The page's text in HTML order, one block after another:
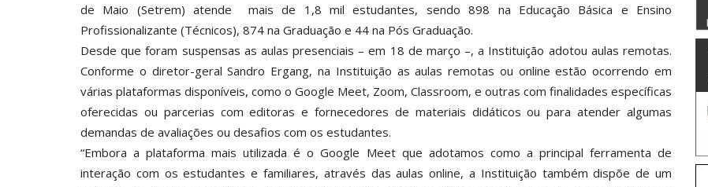
de Maio (Setrem) atende mais de 1,8 mil estudantes, sendo 898 na Educação Básica e Ensino
Profissionalizante (Técnicos), 874 na Graduação e 44 na Pós Graduação.
Desde que foram suspensas as aulas presenciais – em 18 de março –, a Instituição adotou aulas remotas.
Conforme o diretor-geral Sandro Ergang, na Instituição as aulas remotas ou online estão ocorrendo em
várias plataformas disponíveis, como o Google Meet, Zoom, Classroom, e outras com finalidades específicas
oferecidas ou parcerias com editoras e fornecedores de materiais didáticos ou para atender algumas
demandas de avaliações ou desafios com os estudantes.
“Embora a plataforma mais utilizada é o Google Meet que adotamos como a principal ferramenta de
interação com os estudantes e familiares, através das aulas online, a Instituição também dispõe de um